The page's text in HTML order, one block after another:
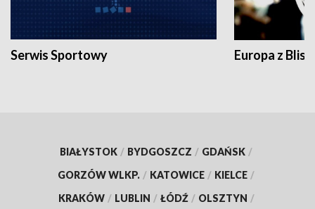
Serwis Sportowy Europa z
BIAŁYSTOK / BYDGOSZCZ / GDAŃSK /
GORZÓW WLKP. / KATOWICE / KIELCE /
KRAKÓW / LUBLIN / ŁÓDŹ / OLSZTYN /